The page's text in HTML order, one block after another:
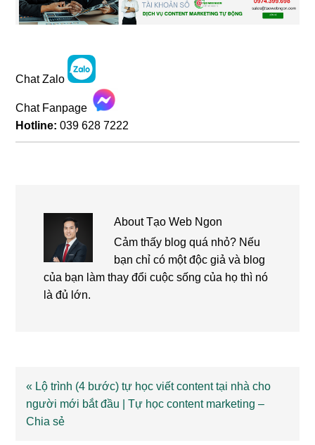
Chat Zalo
Chat Fanpage
Hotline: 039 628 7222
AboutTạo Web Ngon
Cảm thấy blog quá nhỏ? Nếu
bạn chỉ có một độc giả và blog
của bạn làm thay đổi cuộc sống của họ thì nó
là đủ lớn.
Previous
Post:
« Lộ trình (4 bước) tự học viết content tại nhà cho
người mới bắt đầu | Tự học content marketing –
Chia sẻ